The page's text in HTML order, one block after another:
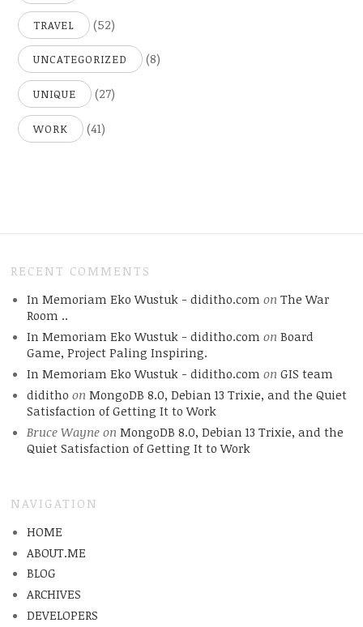
TRAVEL (52)
UNCATEGORIZED (8)
UNIQUE (27)
WORK (41)
RECENT COMMENTS
In Memoriam Eko Wustuk - diditho.com on The War
Room ..
In Memoriam Eko Wustuk - diditho.com on Board
Game, Project Paling Inspiring.
In Memoriam Eko Wustuk - diditho.com on GIS team
diditho on MongoDB 8.0, Debian 13 Trixie, and the Quiet
Satisfaction of Getting It to Work
Bruce Wayneon MongoDB 8.0, Debian 13 Trixie, and the
Quiet Satisfaction of Getting It to Work
NAVIGATION
HOME
ABOUT.ME
BLOG
ARCHIVES
DEVELOPERS